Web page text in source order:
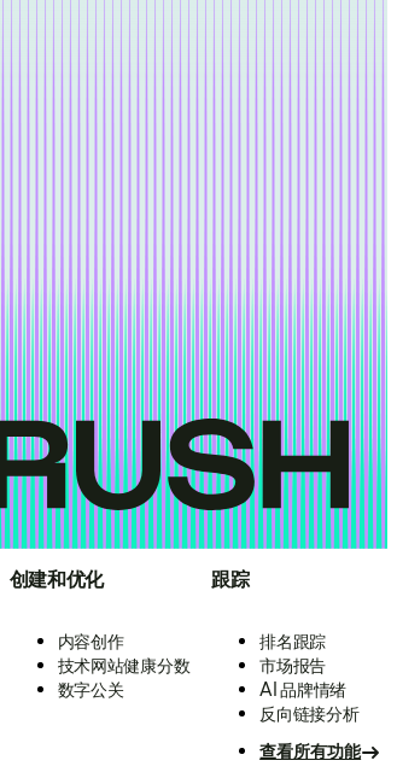
创建和优化
内容创作
技术网站健康分数
数字公关
跟踪
排名跟踪
市场报告
AI 品牌情绪
反向链接分析
查看所有功能